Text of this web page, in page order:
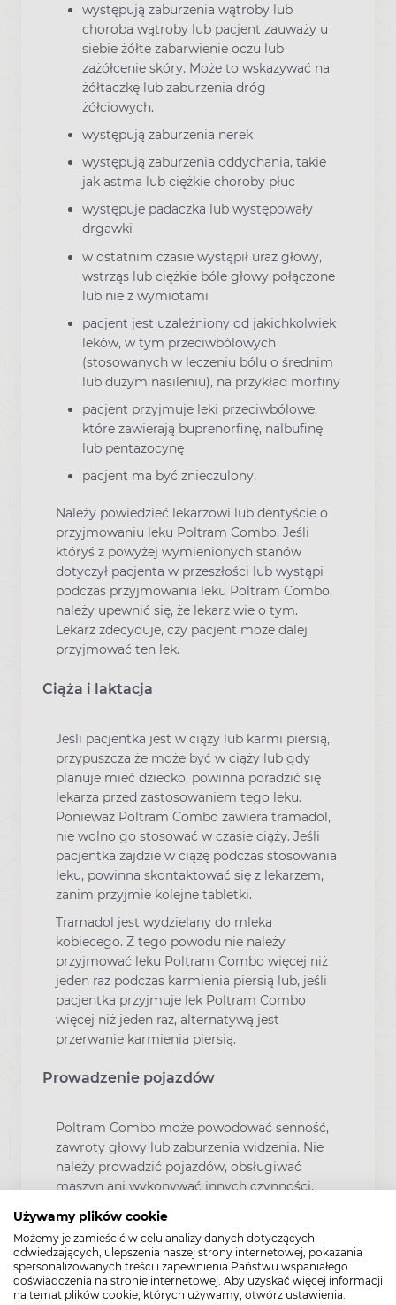
Używamy plików cookie
Możemy je zamieścić w celu analizy danych dotyczących
odwiedzających, ulepszenia naszej strony internetowej, pokazania
spersonalizowanych treści i zapewnienia Państwu wspaniałego
doświadczenia na stronie internetowej. Aby uzyskać więcej informacji
na temat plików cookie, których używamy, otwórz ustawienia.
występują zaburzenia wątroby lub
choroba wątroby lub pacjent zauważy u
siebie żółte zabarwienie oczu lub
zażółcenie skóry. Może to wskazywać na
żółtaczkę lub zaburzenia dróg
żółciowych.
występują zaburzenia nerek
występują zaburzenia oddychania, takie
jak astma lub ciężkie choroby płuc
występuje padaczka lub występowały
drgawki
w ostatnim czasie wystąpił uraz głowy,
wstrząs lub ciężkie bóle głowy połączone
lub nie z wymiotami
pacjent jest uzależniony od jakichkolwiek
leków, w tym przeciwbólowych
(stosowanych w leczeniu bólu o średnim
lub dużym nasileniu), na przykład morfiny
pacjent przyjmuje leki przeciwbólowe,
które zawierają buprenorfinę, nalbufinę
lub pentazocynę
pacjent ma być znieczulony.
Należy powiedzieć lekarzowi lub dentyście o
przyjmowaniu leku Poltram Combo. Jeśli
któryś z powyżej wymienionych stanów
dotyczył pacjenta w przeszłości lub wystąpi
podczas przyjmowania leku Poltram Combo,
należy upewnić się, że lekarz wie o tym.
Lekarz zdecyduje, czy pacjent może dalej
przyjmować ten lek.
Ciąża i laktacja
Jeśli pacjentka jest w ciąży lub karmi piersią,
przypuszcza że może być w ciąży lub gdy
planuje mieć dziecko, powinna poradzić się
lekarza przed zastosowaniem tego leku.
Ponieważ Poltram Combo zawiera tramadol,
nie wolno go stosować w czasie ciąży. Jeśli
pacjentka zajdzie w ciążę podczas stosowania
leku, powinna skontaktować się z lekarzem,
zanim przyjmie kolejne tabletki.
Tramadol jest wydzielany do mleka
kobiecego. Z tego powodu nie należy
przyjmować leku Poltram Combo więcej niż
jeden raz podczas karmienia piersią lub, jeśli
pacjentka przyjmuje lek Poltram Combo
więcej niż jeden raz, alternatywą jest
przerwanie karmienia piersią.
Prowadzenie pojazdów
Poltram Combo może powodować senność,
zawroty głowy lub zaburzenia widzenia. Nie
należy prowadzić pojazdów, obsługiwać
maszyn ani wykonywać innych czynności,
pewności, jaka jest reakcja pacjenta na
Poltram Combo.
Dodatkowe informacje